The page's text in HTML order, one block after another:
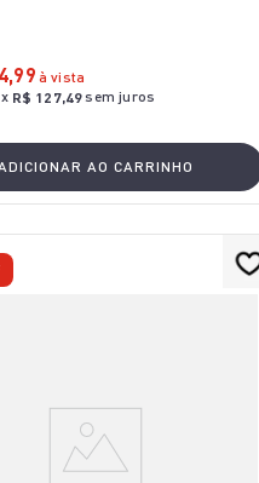
,99 à vista
x R$ 127,49sem juros
AO CARRINHO